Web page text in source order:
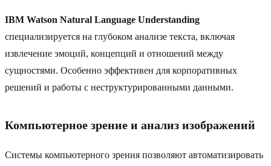
IBM Watson Natural Language Understanding
специализируется на глубоком анализе текста, включая
извлечение эмоций, концепций и отношений между
сущностями. Особенно эффективен для корпоративных
решений и работы с неструктурированными данными.
Компьютерное зрение и анализ изображений
Системы компьютерного зрения позволяют автоматизировать